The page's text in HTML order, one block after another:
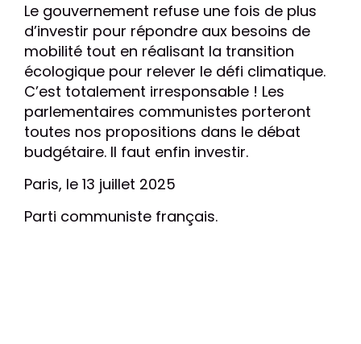
Le gouvernement refuse une fois de plus
d’investir pour répondre aux besoins de
mobilité tout en réalisant la transition
écologique pour relever le défi climatique.
C’est totalement irresponsable ! Les
parlementaires communistes porteront
toutes nos propositions dans le débat
budgétaire. Il faut enfin investir.
Paris, le 13 juillet 2025
Parti communiste français.